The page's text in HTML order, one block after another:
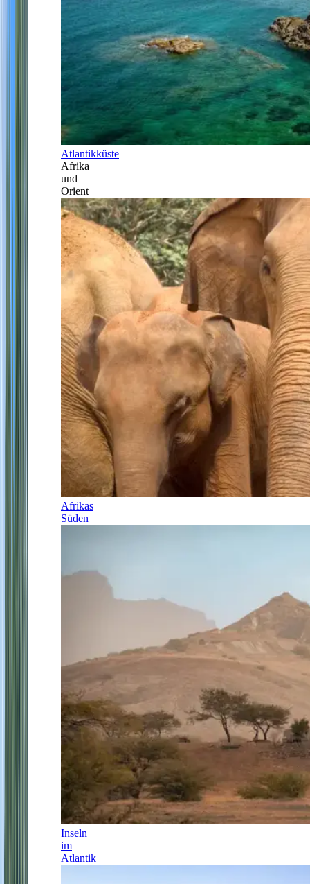
Atlantikküste
Afrika
und
Orient
Afrikas
Süden
Inseln
im
Atlantik